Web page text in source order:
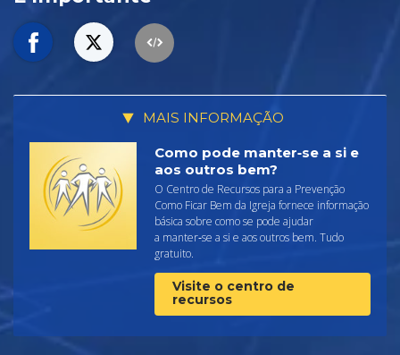
MAIS INFORMAÇÃO
Como pode manter‑se a si e
aos outros bem?
O Centro de Recursos para a Prevenção
Como Ficar Bem da Igreja fornece informação
básica sobre como se pode ajudar
a manter‑se a si e aos outros bem. Tudo
gratuito.
Visite o centro de
recursos